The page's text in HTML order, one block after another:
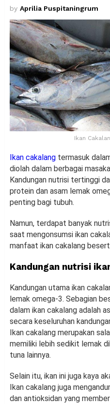
by Aprilia Puspitaningrum
Ikan
Ikan cakalang termasuk
diolah dalam berbagai
Kandungan nutrisi tertinggi
protein dan asam lemak
penting bagi tubuh.
Namun, terdapat banyak
saat mengonsumsi ikan
manfaat ikan cakalang
Kandungan nutrisi
Kandungan utama ikan
lemak omega-3. Sebagian
dalam ikan cakalang adalah
secara keseluruhan
Ikan cakalang merupakan
memiliki lebih sedikit lemak
tuna lainnya.
Selain itu, ikan ini juga kaya
Ikan cakalang juga
dan antioksidan yang